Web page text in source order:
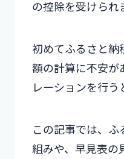
の控除を受けられ
初めてふるさと納
額の計算に不安が
レーションを行う
この記事では、
組みや、早見表の